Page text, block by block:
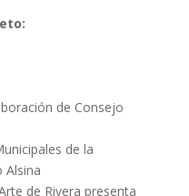
de Consejo
de la
Alsina
de Rivera presenta